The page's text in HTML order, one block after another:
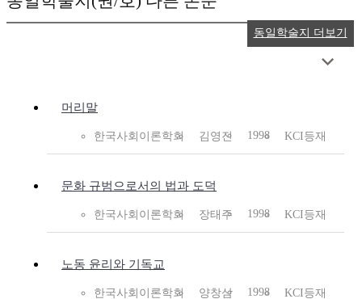
머리말
한국사회이론학회 김영진 1998 KCI등재
문화 규범으로서의 법과 도덕
한국사회이론학회 장태주 1998 KCI등재
노동 윤리와 기독교
한국사회이론학회 양창삼 1998 KCI등재
동일학술지 더보기